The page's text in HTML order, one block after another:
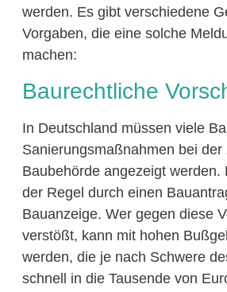
werden. Es gibt verschiedene
Vorgaben, die eine solche
machen:
Baurechtliche
In Deutschland müssen viele
Sanierungsmaßnahmen bei der
Baubehörde angezeigt werden.
der Regel durch einen
Bauanzeige. Wer gegen diese
verstößt, kann mit hohen
werden, die je nach Schwere
schnell in die Tausende von